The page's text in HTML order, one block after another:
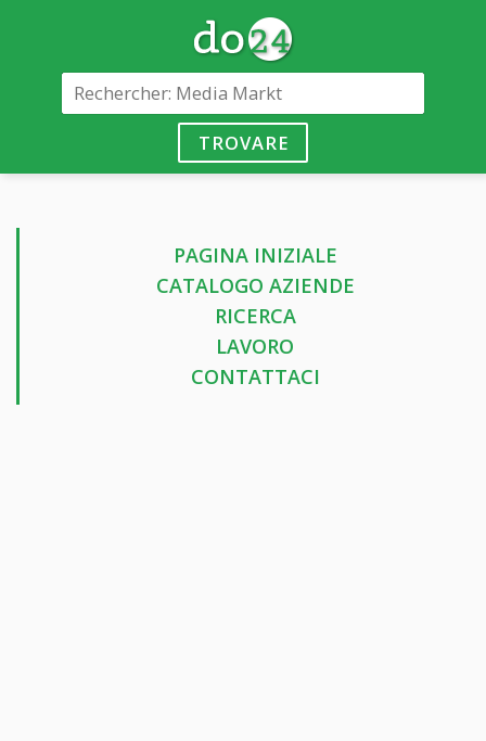
TROVARE
PAGINA INIZIALE
CATALOGO AZIENDE
RICERCA
LAVORO
CONTATTACI